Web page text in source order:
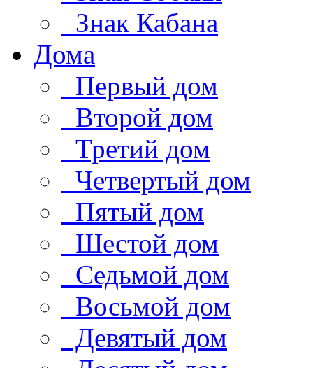
Знак Кабана
Дома
Первый дом
Второй дом
Третий дом
Четвертый дом
Пятый дом
Шестой дом
Седьмой дом
Восьмой дом
Девятый дом